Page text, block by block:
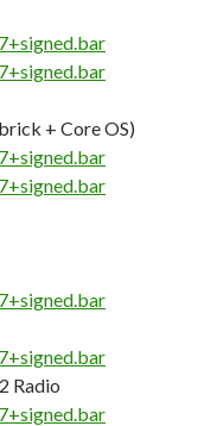
+ Core OS)
Radio